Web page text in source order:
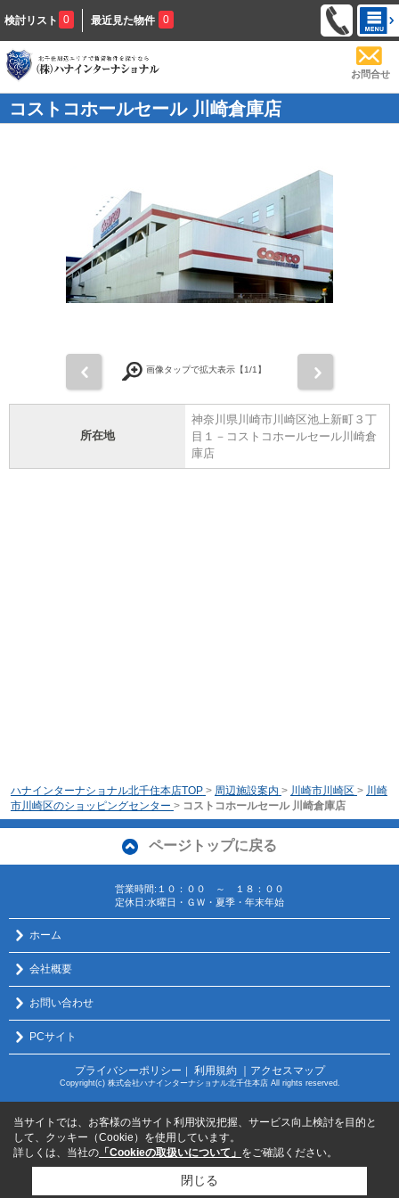
検討リスト 0 最近見た物件 0
お問合せ
コストコホールセール 川崎倉庫店
画像タップで拡大表示【1/1】
所在地
神奈川県川崎市川崎区池上新町３丁
目１－コストコホールセール川崎倉
庫店
ハナインターナショナル北千住本店TOP > 周辺施設案内 > 川崎市川崎区 > 川崎
市川崎区のショッピングセンター > コストコホールセール 川崎倉庫店
ページトップに戻る
営業時間:１０：００ ～ １８：００
定休日:水曜日・ＧＷ・夏季・年末年始
ホーム
会社概要
お問い合わせ
PCサイト
プライバシーポリシー ｜ 利用規約 ｜アクセスマップ
Copyright(c) 株式会社ハナインターナショナル北千住本店 All rights reserved.
当サイトでは、お客様の当サイト利用状況把握、サービス向上検討を目的と
して、クッキー（Cookie）を使用しています。
詳しくは、当社の 「Cookieの取扱いについて」 をご確認ください。
閉じる